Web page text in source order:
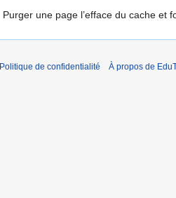
Purger une page l’efface du cache et
Politique de confidentialité À propos de